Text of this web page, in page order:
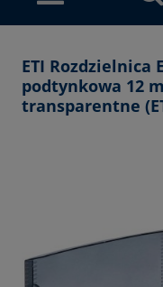
ETI Rozdzielnica
podtynkowa 12
transparentne